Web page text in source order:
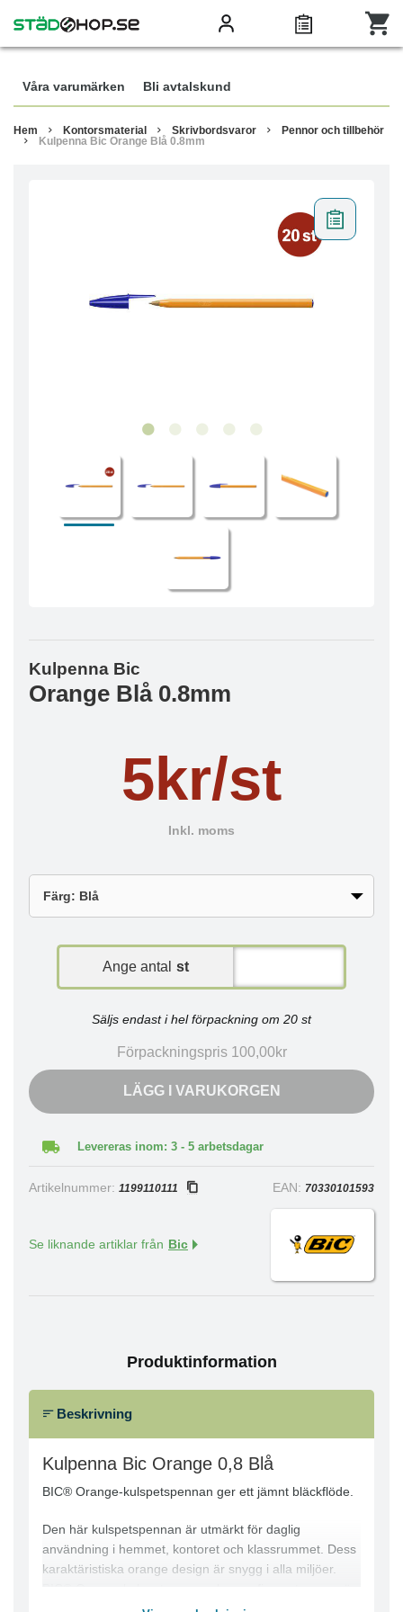
Våra varumärken Bli avtalskund
Hem Kontorsmaterial Skrivbordsvaror
Pennor och tillbehör
Kulpenna Bic Orange Blå 0.8mm
Kulpenna Bic
Orange Blå 0.8mm
5kr/st
Inkl. moms
Ange antal st
Säljs endast i hel förpackning om 20 st
Förpackningspris 100,00kr
LÄGG I VARUKORGEN
Levereras inom: 3 - 5 arbetsdagar
Artikelnummer: 1199110111 EAN: 70330101593
Se liknande artiklar från Bic
Produktinformation
Beskrivning
Kulpenna Bic Orange 0,8 Blå
BIC® Orange-kulspetspennan ger ett jämnt bläckflöde.
Den här kulspetspennan är utmärkt för daglig
användning i hemmet, kontoret och klassrummet. Dess
karaktäristiska orange design är snygg i alla miljöer.
det enkelt att skriva prydligt. Pennan har en praktisk